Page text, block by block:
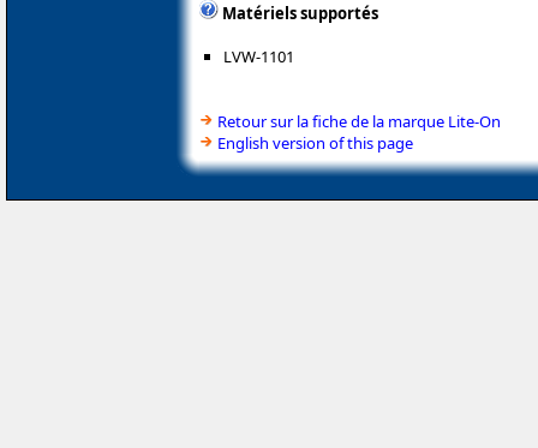
Matériels supportés
LVW-1101
Retour sur la fiche de la marque Lite-On
English version of this page